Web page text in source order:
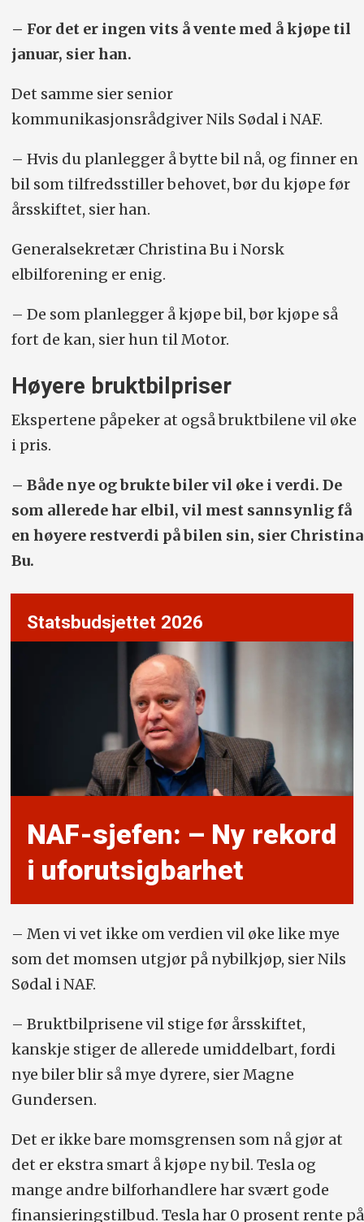
– For det er ingen vits å vente med å kjøpe til
januar, sier han.
Det samme sier senior
kommunikasjonsrådgiver Nils Sødal i NAF.
– Hvis du planlegger å bytte bil nå, og finner en
bil som tilfredsstiller behovet, bør du kjøpe før
årsskiftet, sier han.
Generalsekretær Christina Bu i Norsk
elbilforening er enig.
– De som planlegger å kjøpe bil, bør kjøpe så
fort de kan, sier hun til Motor.
Høyere bruktbilpriser
Ekspertene påpeker at også bruktbilene vil øke
i pris.
– Både nye og brukte biler vil øke i verdi. De
som allerede har elbil, vil mest sannsynlig få
en høyere restverdi på bilen sin, sier Christina
Bu.
Statsbudsjettet 2026
NAF-sjefen: – Ny rekord
i uforutsig­barhet
– Men vi vet ikke om verdien vil øke like mye
som det momsen utgjør på nybilkjøp, sier Nils
Sødal i NAF.
– Bruktbilprisene vil stige før årsskiftet,
kanskje stiger de allerede umiddelbart, fordi
nye biler blir så mye dyrere, sier Magne
Gundersen.
Det er ikke bare momsgrensen som nå gjør at
det er ekstra smart å kjøpe ny bil. Tesla og
mange andre bilforhandlere har svært gode
finansieringstilbud. Tesla har 0 prosent rente på